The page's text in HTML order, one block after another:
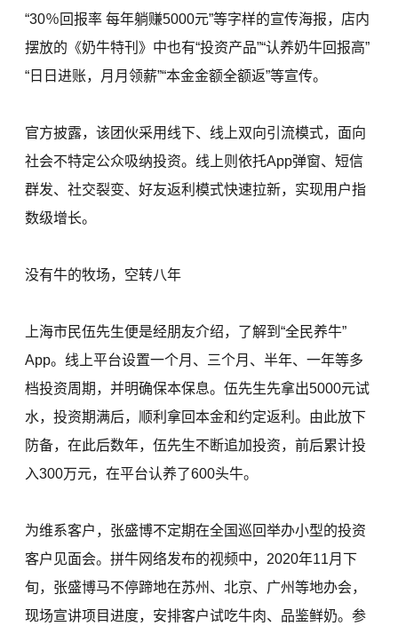
“30％回报率 每年躺赚5000元”等字样的宣传海报，店内
摆放的《奶牛特刊》中也有“投资产品”“认养奶牛回报高”
“日日进账，月月领薪”“本金金额全额返”等宣传。
官方披露，该团伙采用线下、线上双向引流模式，面向
社会不特定公众吸纳投资。线上则依托App弹窗、短信
群发、社交裂变、好友返利模式快速拉新，实现用户指
数级增长。
没有牛的牧场，空转八年
上海市民伍先生便是经朋友介绍，了解到“全民养牛”
App。线上平台设置一个月、三个月、半年、一年等多
档投资周期，并明确保本保息。伍先生先拿出5000元试
水，投资期满后，顺利拿回本金和约定返利。由此放下
防备，在此后数年，伍先生不断追加投资，前后累计投
入300万元，在平台认养了600头牛。
为维系客户，张盛博不定期在全国巡回举办小型的投资
客户见面会。拼牛网络发布的视频中，2020年11月下
旬，张盛博马不停蹄地在苏州、北京、广州等地办会，
现场宣讲项目进度，安排客户试吃牛肉、品鉴鲜奶。参